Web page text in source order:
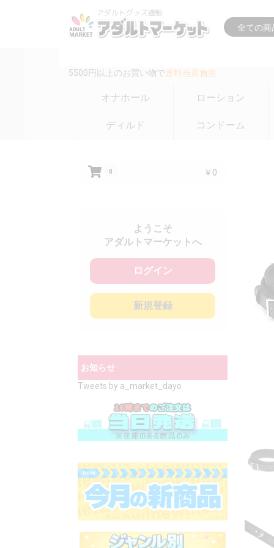
5500円以上のお買い物で送料当店負担
オナホール ローション
ディルド コンドーム
0 ￥0
ようこそ
アダルトマーケットへ
ログイン
新規登録
お知らせ
Tweets by a_market_dayo